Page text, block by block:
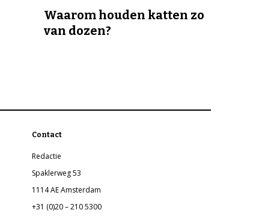
Waarom houden katten zo
van dozen?
Contact
Redactie
Spaklerweg 53
1114 AE Amsterdam
+31 (0)20 – 210 5300